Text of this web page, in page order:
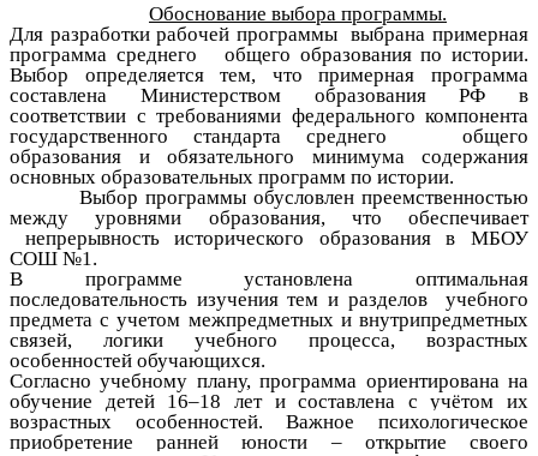
Обоснование выбора программы.
Для разработки рабочей программы выбрана примерная
программа среднего общего образования по истории.
Выбор определяется тем, что примерная программа
составлена Министерством образования РФ в
соответствии с требованиями федерального компонента
государственного стандарта среднего общего
образования и обязательного минимума содержания
основных образовательных программ по истории.
Выбор программы обусловлен преемственностью
между уровнями образования, что обеспечивает
непрерывность исторического образования в МБОУ
СОШ №1.
В программе установлена оптимальная
последовательность изучения тем и разделов учебного
предмета с учетом межпредметных и внутрипредметных
связей, логики учебного процесса, возрастных
особенностей обучающихся.
Согласно учебному плану, программа ориентирована на
обучение детей 16–18 лет и составлена с учётом их
возрастных особенностей.Важное психологическое
приобретение ранней юности –
открытие своего